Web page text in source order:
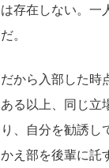
は存在しない。一
だ。
だから入部した時
ある以上、同じ立
り、自分を勧誘し
かえ部を後輩に託